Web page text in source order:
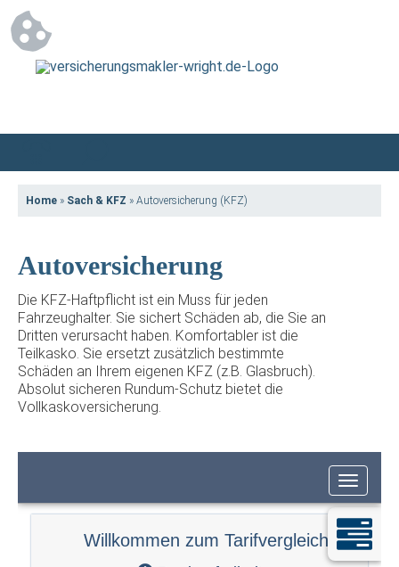
Home » Sach & KFZ » Autoversicherung (KFZ)
Autoversicherung
Die KFZ-Haftpflicht ist ein Muss für jeden
Fahrzeughalter. Sie sichert Schäden ab, die Sie an
Dritten verursacht haben. Komfortabler ist die
Teilkasko. Sie ersetzt zusätzlich bestimmte
Schäden an Ihrem eigenen KFZ (z.B. Glasbruch).
Absolut sicheren Rundum-Schutz bietet die
Vollkaskoversicherung.